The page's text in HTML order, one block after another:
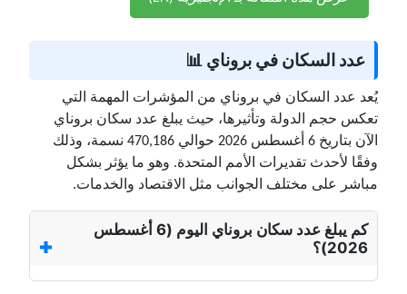
عدد السكان في بروناي 📊
يُعد عدد السكان في بروناي من المؤشرات المهمة التي
تعكس حجم الدولة وتأثيرها، حيث يبلغ عدد سكان بروناي
الآن بتاريخ 6 أغسطس 2026 حوالي 470,186 نسمة، وذلك
وفقًا لأحدث تقديرات الأمم المتحدة. وهو ما يؤثر بشكل
مباشر على مختلف الجوانب مثل الاقتصاد والخدمات.
كم يبلغ عدد سكان بروناي اليوم (6 أغسطس
2026)؟